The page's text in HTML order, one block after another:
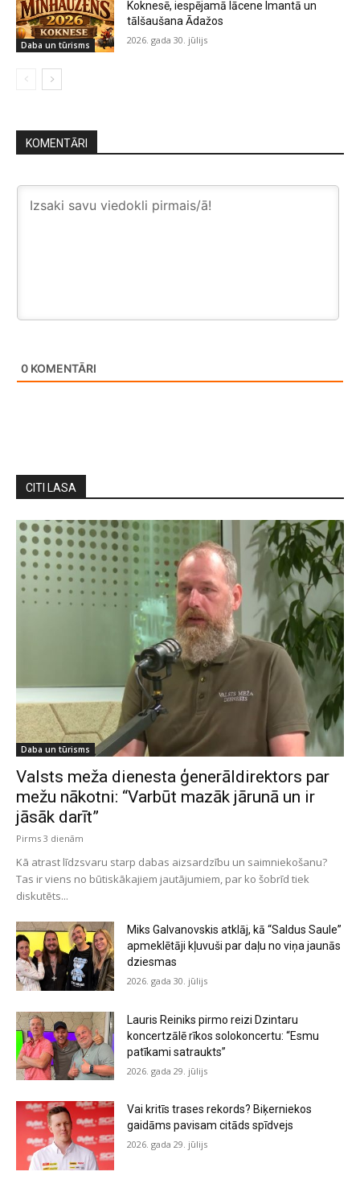
Daba un tūrisms
Koknesē, iespējamā lācene Imantā un
tālšaušana Ādažos
2026. gada 30. jūlijs
KOMENTĀRI
0 KOMENTĀRI
CITI LASA
Daba un tūrisms
Valsts meža dienesta ģenerāldirektors par
mežu nākotni: “Varbūt mazāk jārunā un ir
jāsāk darīt”
Pirms 3 dienām
Kā atrast līdzsvaru starp dabas aizsardzību un saimniekošanu?
Tas ir viens no būtiskākajiem jautājumiem, par ko šobrīd tiek
diskutēts...
Miks Galvanovskis atklāj, kā “Saldus Saule”
apmeklētāji kļuvuši par daļu no viņa jaunās
dziesmas
2026. gada 30. jūlijs
Lauris Reiniks pirmo reizi Dzintaru
koncertzālē rīkos solokoncertu: “Esmu
patīkami satraukts”
2026. gada 29. jūlijs
Vai kritīs trases rekords? Biķerniekos
gaidāms pavisam citāds spīdvejs
2026. gada 29. jūlijs